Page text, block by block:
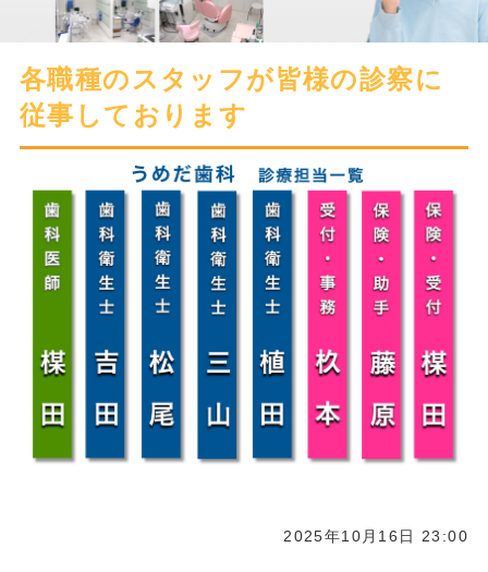
医院概要
院内フォトツアー
各職種のスタッフが皆様の診察に
従事しております
2025年10月16日 23:00